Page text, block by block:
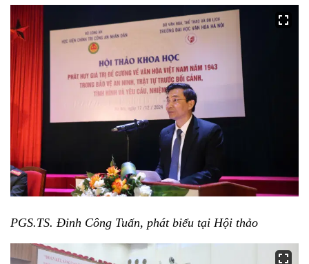
PGS.TS. Đinh Công Tuấn, phát biểu tại Hội thảo